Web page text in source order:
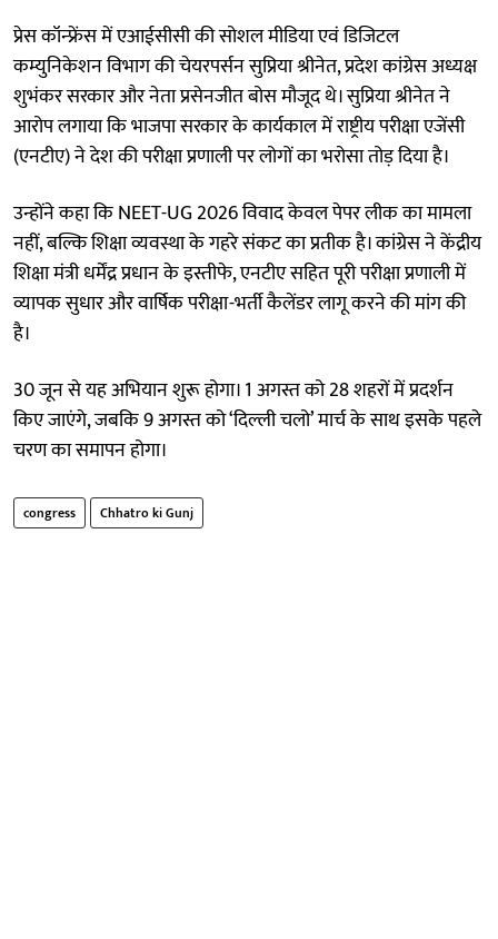
प्रेस कॉन्फ्रेंस में एआईसीसी की सोशल मीडिया एवं डिजिटल
कम्युनिकेशन विभाग की चेयरपर्सन सुप्रिया श्रीनेत, प्रदेश कांग्रेस अध्यक्ष
शुभंकर सरकार और नेता प्रसेनजीत बोस मौजूद थे। सुप्रिया श्रीनेत ने
आरोप लगाया कि भाजपा सरकार के कार्यकाल में राष्ट्रीय परीक्षा एजेंसी
(एनटीए) ने देश की परीक्षा प्रणाली पर लोगों का भरोसा तोड़ दिया है।
उन्होंने कहा कि NEET-UG 2026 विवाद केवल पेपर लीक का मामला
नहीं, बल्कि शिक्षा व्यवस्था के गहरे संकट का प्रतीक है। कांग्रेस ने केंद्रीय
शिक्षा मंत्री धर्मेंद्र प्रधान के इस्तीफे, एनटीए सहित पूरी परीक्षा प्रणाली में
व्यापक सुधार और वार्षिक परीक्षा-भर्ती कैलेंडर लागू करने की मांग की
है।
30 जून से यह अभियान शुरू होगा। 1 अगस्त को 28 शहरों में प्रदर्शन
किए जाएंगे, जबकि 9 अगस्त को ‘दिल्ली चलो’ मार्च के साथ इसके पहले
चरण का समापन होगा।
congress Chhatro ki Gunj